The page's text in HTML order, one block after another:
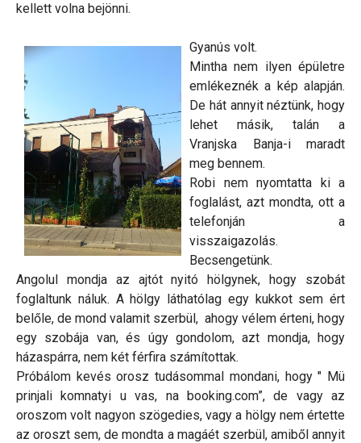
kellett volna bejönni.
Gyanús volt.
Mintha nem ilyen épületre
emlékeznék a kép alapján.
De hát annyit néztünk, hogy
lehet másik, talán a
Vranjska Banja-i maradt
meg bennem.
Robi nem nyomtatta ki a
foglalást, azt mondta, ott a
telefonján a
visszaigazolás.
Becsengetünk.
Angolul mondja az ajtót nyitó hölgynek, hogy szobát
foglaltunk náluk. A hölgy láthatólag egy kukkot sem ért
belőle, de mond valamit szerbül, ahogy vélem érteni, hogy
egy szobája van, és úgy gondolom, azt mondja, hogy
házaspárra, nem két férfira számítottak.
Próbálom kevés orosz tudásommal mondani, hogy " Mü
prinjali komnatyi u vas, na booking.com”, de vagy az
oroszom volt nagyon szögedies, vagy a hölgy nem értette
az oroszt sem, de mondta a magáét szerbül, amiből annyit